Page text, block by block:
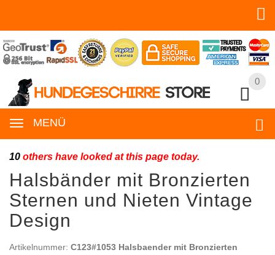
0
MENÜ
0
10 others have looked at this page today.
Halsbänder mit Bronzierten
Sternen und Nieten Vintage
Design
Artikelnummer: C123#1053 Halsbaender mit Bronzierten